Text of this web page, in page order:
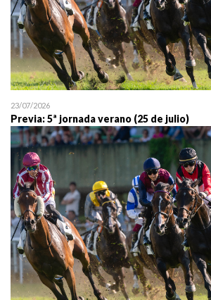
23/07/2026
Previa: 5ª jornada verano (25 de julio)